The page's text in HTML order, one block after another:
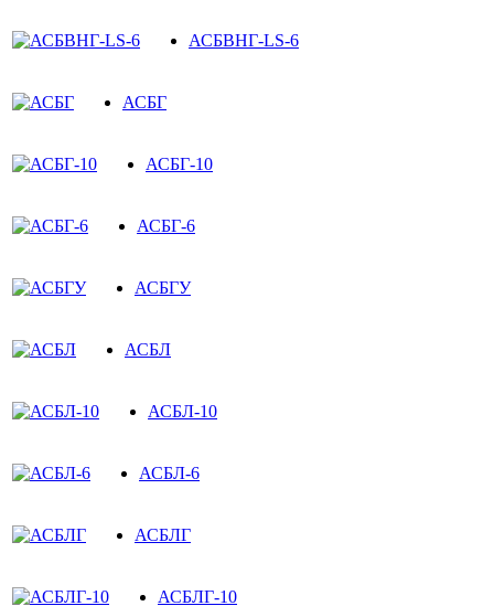
АСБВНГ-LS-6
АСБГ
АСБГ-10
АСБГ-6
АСБГУ
АСБЛ
АСБЛ-10
АСБЛ-6
АСБЛГ
АСБЛГ-10